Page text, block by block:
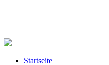
Startseite